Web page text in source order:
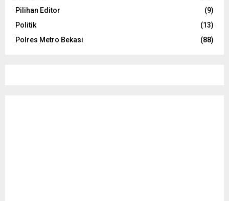
Pilihan Editor
(9)
Politik
(13)
Polres Metro Bekasi
(88)